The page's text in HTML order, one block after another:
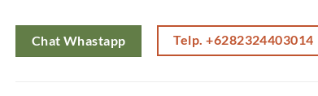
Chat Whastapp Telp. +6282324403014